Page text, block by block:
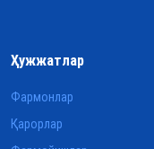
Ҳужжатлар
Фармонлар
Қарорлар